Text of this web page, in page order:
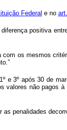
Federal e no
positiva
os mesmos
3º após 30 de
não pagos
penalidades